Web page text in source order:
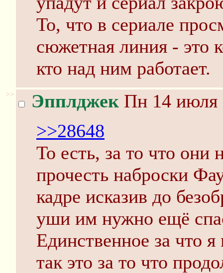
То, что в сериале
сюжетная линия - это
кто над ним работает.
>> Эпплджек Пн 14 июля
>>28648
То есть, за то что они
прочесть наброски
кадре исказив до
уши им нужно ещё
Единственное за что
так это за то что